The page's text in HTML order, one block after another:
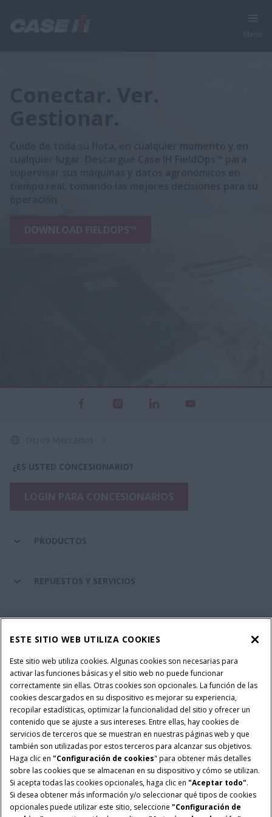
Cuide de toda su flota, en cualquier momento y en
cualquier lugar. Descargue Case IH FieldOps™ para
¿ES USTED CONCESIONARIO?
PRODUCTOS
REPUESTOS Y SERVICIOS
SERVICIOS FINANCIEROS
SOBRE CASE IH
Política Integrada QEHS
Política de Privacidad
Terminos y Condiciones
Nota Legal
Configuración de cookies
© 2026 CNH Industrial America LLC. All Rights Reserved. Case IH is a
trademark of CNH Industrial America LLC.
ESTE SITIO WEB UTILIZA COOKIES
Este sitio web utiliza cookies. Algunas cookies son necesarias para
activar las funciones básicas y el sitio web no puede funcionar
correctamente sin ellas. Otras cookies son opcionales. La función de las
cookies descargados en su dispositivo es mejorar su experiencia,
recopilar estadísticas, optimizar la funcionalidad del sitio y ofrecer un
contenido que se ajuste a sus intereses. Entre ellas, hay cookies de
servicios de terceros que se muestran en nuestras páginas web y que
también son utilizadas por estos terceros para alcanzar sus objetivos.
Haga clic en "Configuración de cookies" para obtener más detalles
sobre las cookies que se almacenan en su dispositivo y cómo se utilizan.
Si acepta todas las cookies opcionales, haga clic en "Aceptar todo".
Si desea obtener más información y/o seleccionar qué tipos de cookies
opcionales puede utilizar este sitio, seleccione "Configuración de